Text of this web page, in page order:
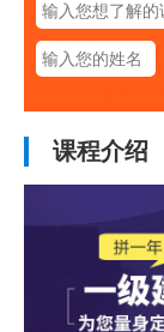
课程介绍